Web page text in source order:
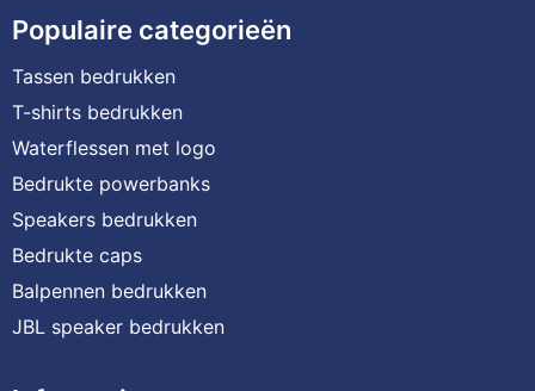
Populaire categorieën
Tassen bedrukken
T-shirts bedrukken
Waterflessen met logo
Bedrukte powerbanks
Speakers bedrukken
Bedrukte caps
Balpennen bedrukken
JBL speaker bedrukken